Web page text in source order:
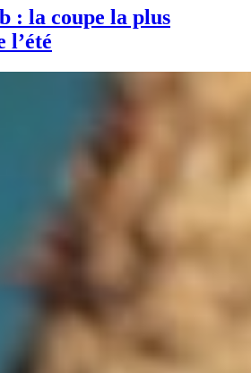
: la coupe la plus
l’été